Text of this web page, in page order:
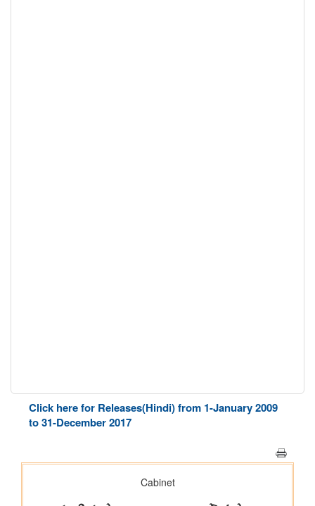
Click here for Releases(Hindi) from 1-January 2009
to 31-December 2017